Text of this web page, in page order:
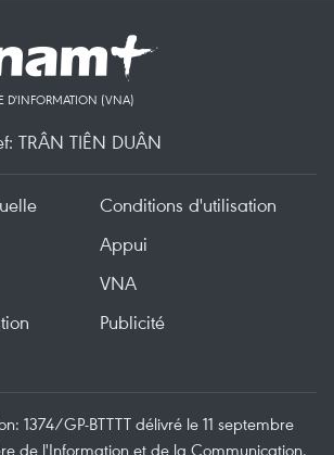
D'INFORMATION (VNA)
TRÂN TIÊN DUÂN
Conditions d'utilisation
Appui
VNA
Publicité
1374/GP-BTTTT délivré le 11 septembre
de l'Information et de la Communication.